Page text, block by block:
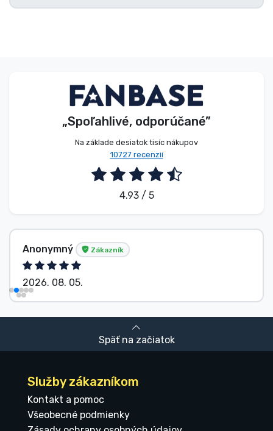
„Spoľahlivé, odporúčané”
Na základe desiatok tisíc nákupov
10727 recenzií
4.93 / 5
Anonymný Zákazník
2026. 08. 05.
Späť na začiatok
Služby zákazníkom
Kontakt a pomoc
Všeobecné podmienky